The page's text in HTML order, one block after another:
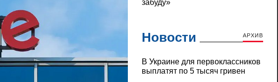
Новости АРХИВ
В Украине для первоклассников
выплатят по 5 тысяч гривен